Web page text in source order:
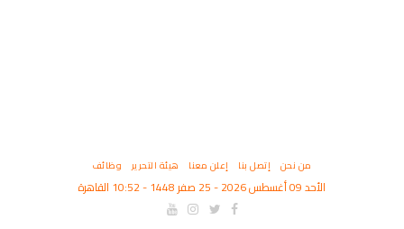
من نحن إتصل بنا إعلن معنا هيئة التحرير وظائف
الأحد 09 أغسطس 2026 - 25 صفر 1448 - 10:52 القاهرة